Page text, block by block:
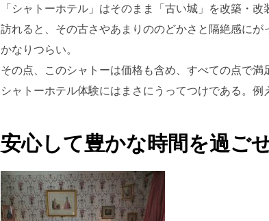
「シャトーホテル」はそのまま「古い城」を改築・
訪れると、その古さやあまりののどかさと隔絶感に
かなりつらい。
その点、このシャトーは価格も含め、すべての点で
シャトーホテル体験にはまさにうってつけである。
安心して豊かな時間を過ご